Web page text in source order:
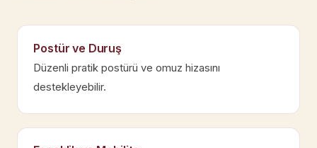
Postür ve Duruş
Düzenli pratik postürü ve omuz hizasını
destekleyebilir.